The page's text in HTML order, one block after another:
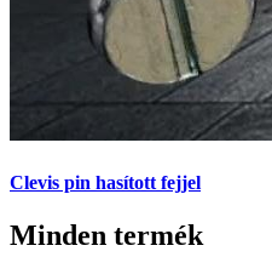
Clevis pin hasított fejjel
Minden termék